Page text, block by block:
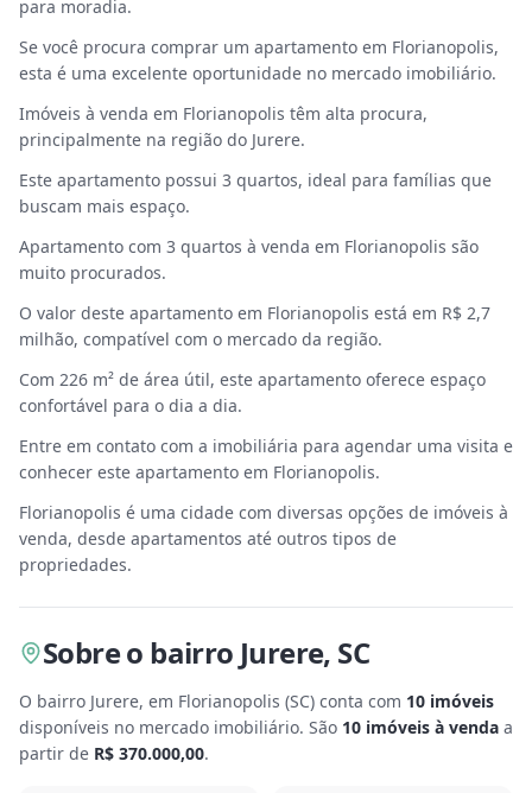
para moradia.
Se você procura comprar um apartamento em Florianopolis,
esta é uma excelente oportunidade no mercado imobiliário.
Imóveis à venda em Florianopolis têm alta procura,
principalmente na região do Jurere.
Este apartamento possui 3 quartos, ideal para famílias que
buscam mais espaço.
Apartamento com 3 quartos à venda em Florianopolis são
muito procurados.
O valor deste apartamento em Florianopolis está em R$ 2,7
milhão, compatível com o mercado da região.
Com 226 m² de área útil, este apartamento oferece espaço
confortável para o dia a dia.
Entre em contato com a imobiliária para agendar uma visita e
conhecer este apartamento em Florianopolis.
Florianopolis é uma cidade com diversas opções de imóveis à
venda, desde apartamentos até outros tipos de
propriedades.
Sobreo bairro Jurere, SC
O bairro Jurere, em Florianopolis (SC) conta com 10 imóveis
disponíveis no mercado imobiliário. São 10 imóveis à venda a
partir de R$ 370.000,00.